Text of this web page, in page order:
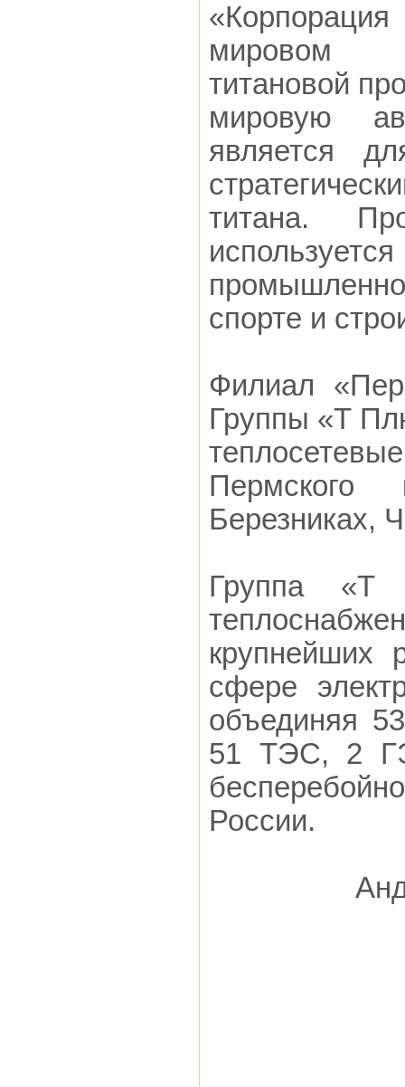
мировом
титановой
мировую
является
титана.
спорте и
Филиал
Группы «Т
Пермского
Березниках,
Группа
крупнейших
сфере
объединяя
51 ТЭС, 2
России.